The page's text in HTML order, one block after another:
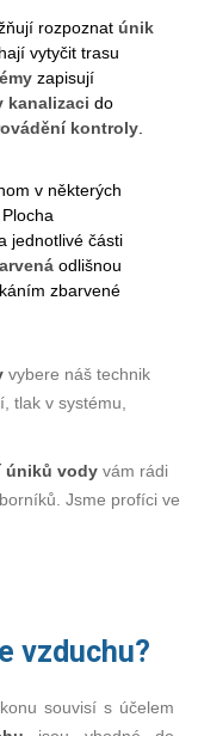
rozpoznat únik
vytyčit trasu
zapisují
kanalizaci do
kontroly
v některých
. Plocha
jednotlivé části
odlišnou
zbarvené
vybere náš technik
tlak v systému,
úniků vody vám rádi
Jsme profíci ve
vzduchu?
souvisí s účelem